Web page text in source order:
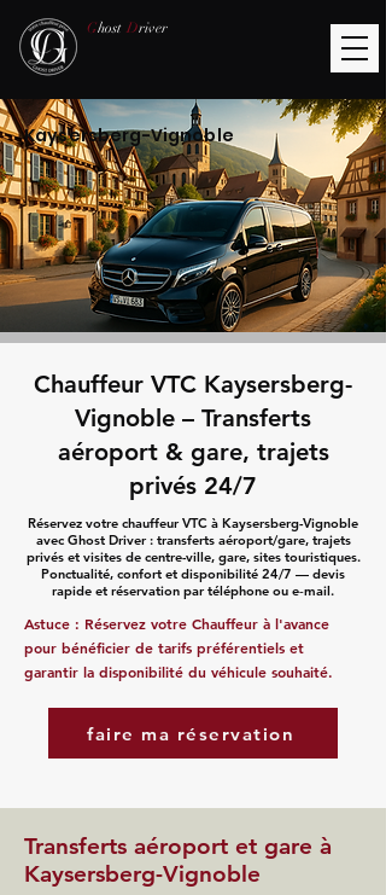
Ghost Driver
Kaysersberg-Vignoble
Chauffeur VTC Kaysersberg-
Vignoble – Transferts
aéroport & gare, trajets
privés 24/7
Réservez votre chauffeur VTC à Kaysersberg-Vignoble
avec Ghost Driver : transferts aéroport/gare, trajets
privés et visites de centre-ville, gare, sites touristiques.
Ponctualité, confort et disponibilité 24/7 — devis
rapide et réservation par téléphone ou e‑mail.
Astuce : Réservez votre Chauffeur à l'avance
pour bénéficier de tarifs préférentiels et
garantir la disponibilité du véhicule souhaité.
faire ma réservation
Transferts aéroport et gare à
Kaysersberg-Vignoble